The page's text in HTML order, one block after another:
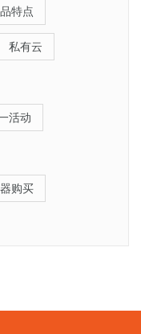
特点
私有云
活动
购买